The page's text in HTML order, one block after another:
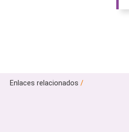
Enlaces relacionados /